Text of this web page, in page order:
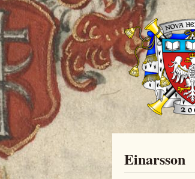
Einarsson